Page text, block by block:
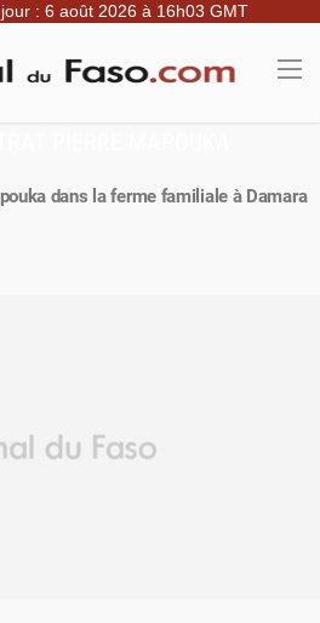
: 6 août 2026 à 16h03 GMT
dans la ferme familiale à Damara